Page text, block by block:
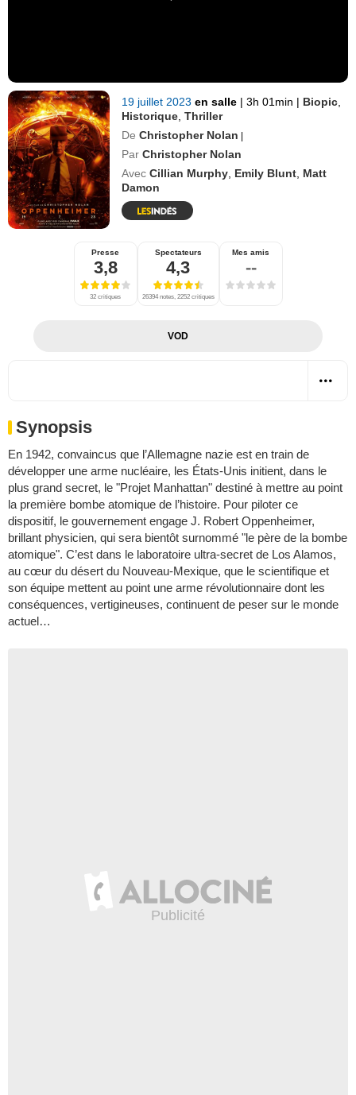
19 juillet 2023en salle | 3h 01min | Biopic
Historique ,Thriller
De Christopher Nolan |
Par Christopher Nolan
Avec Cillian Murphy Emily Blunt Matt
Damon
Presse
3,8
32 critiques
Spectateurs
4,3
26394 notes, 2252 critiques
Mes amis
--
VOD
Synopsis
En 1942, convaincus que l’Allemagne nazie est en train de
développer une arme nucléaire, les États-Unis initient, dans le
plus grand secret, le "Projet Manhattan" destiné à mettre au point
la première bombe atomique de l’histoire. Pour piloter ce
dispositif, le gouvernement engage J. Robert Oppenheimer,
brillant physicien, qui sera bientôt surnommé "le père de la bombe
atomique". C’est dans le laboratoire ultra-secret de Los Alamos,
au cœur du désert du Nouveau-Mexique, que le scientifique et
son équipe mettent au point une arme révolutionnaire dont les
conséquences, vertigineuses, continuent de peser sur le monde
actuel…